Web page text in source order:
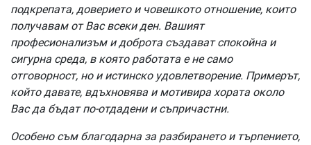
подкрепата, доверието и човешкото отношение, които
получавам от Вас всеки ден. Вашият
професионализъм и доброта създават спокойна и
сигурна среда, в която работата е не само
отговорност, но и истинско удовлетворение. Примерът,
който давате, вдъхновява и мотивира хората около
Вас да бъдат по-отдадени и съпричастни.
Особено съм благодарна за разбирането и търпението,